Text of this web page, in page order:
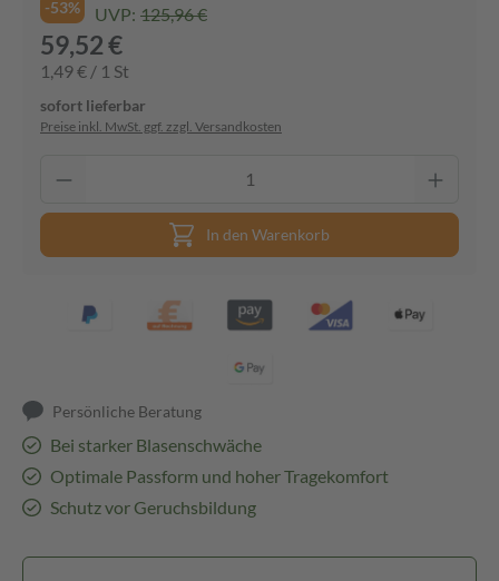
-53% UVP: 125,96 €
59,52 €
1,49 € / 1 St
sofort lieferbar
Preise inkl. MwSt. ggf. zzgl. Versandkosten
In den Warenkorb
Persönliche Beratung
Bei starker Blasenschwäche
Optimale Passform und hoher Tragekomfort
Schutz vor Geruchsbildung